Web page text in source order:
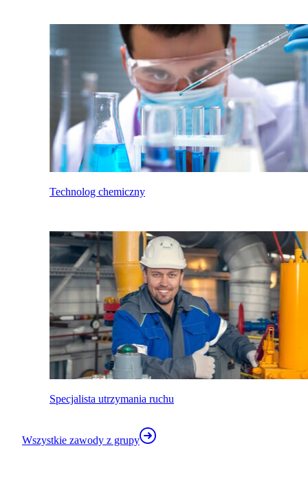
Technolog chemiczny
Specjalista utrzymania ruchu
Wszystkie zawody z grupy